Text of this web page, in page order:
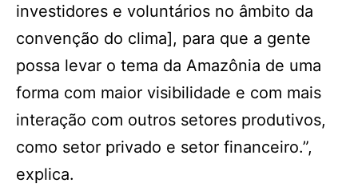
investidores e voluntários no âmbito da
convenção do clima], para que a gente
possa levar o tema da Amazônia de uma
forma com maior visibilidade e com mais
interação com outros setores produtivos,
como setor privado e setor financeiro.”,
explica.